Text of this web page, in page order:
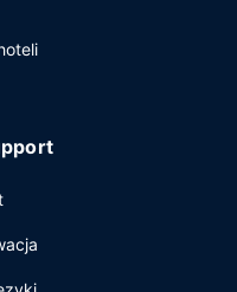
konferencyjne
na miejscu to